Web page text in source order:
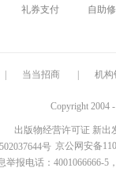
礼券支付
自助
当当招商 机构
Copyright 2004
出版物经营许可证 新出
京公网安备
报电话：4001066666-5